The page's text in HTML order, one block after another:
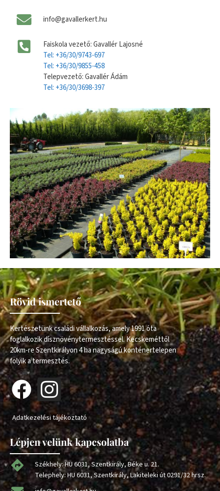
info@gavallerkert.hu
Faiskola vezető: Gavallér Lajosné
Tel: +36/30/9743-697
Tel: +36/30/9855-458
Telepvezető: Gavallér Ádám
Tel: +36/30/3698-397
Rövid ismertető
Kertészetünk családi vállalkozás, amely 1991 óta
foglalkozik dísznövénytermesztéssel. Kecskeméttől
20km-re Szentkirályon 4 ha nagyságú konténertelepen
folyik a termesztés.
Adatkezelési tájékoztató
Lépjen velünk kapcsolatba
Székhely: HU 6031, Szentkirály, Béke u. 21.
Telephely: HU 6031, Szentkirály, Lakiteleki út 0291/32 hrsz.